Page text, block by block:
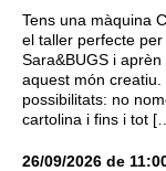
Tens una màquina
el taller perfecte
Sara&BUGS i
aquest món
possibilitats: no
cartolina i fins i tot
26/09/2026 de